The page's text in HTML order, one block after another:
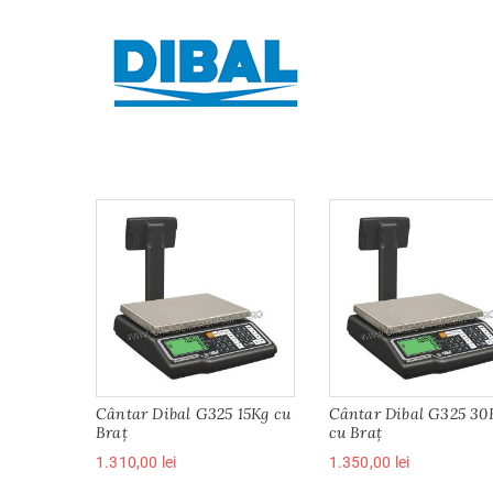
Cântar Dibal G325 15Kg cu
Braț
1.310,00 lei
Cântar Dibal G325
cu Braț
1.350,00 lei